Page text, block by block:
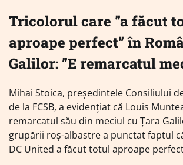
Tricolorul care ”a făcut
aproape perfect” în
Galilor: ”E remarcatul
Mihai Stoica, președintele Consiliului
de la FCSB, a evidențiat că Louis
remarcatul său din meciul cu Țara
grupării roș-albastre a punctat faptul
DC United a făcut totul aproape